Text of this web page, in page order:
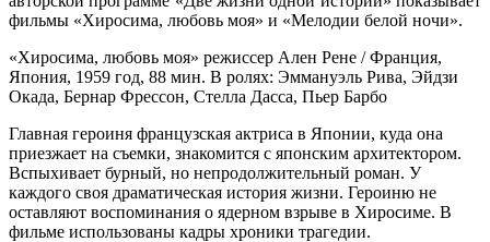
фильмы «Хиросима, любовь моя» и «Мелодии белой ночи».
«Хиросима, любовь моя» режиссер Ален Рене / Франция,
Япония, 1959 год, 88 мин. В ролях: Эммануэль Рива, Эйдзи
Окада, Бернар Фрессон, Стелла Дасса, Пьер Барбо
Главная героиня французская актриса в Японии, куда она
приезжает на съемки, знакомится с японским архитектором.
Вспыхивает бурный, но непродолжительный роман. У
каждого своя драматическая история жизни. Героиню не
оставляют воспоминания о ядерном взрыве в Хиросиме. В
фильме использованы кадры хроники трагедии.